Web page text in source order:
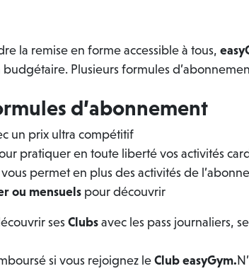
la remise en forme accessible à tous,
Plusieurs formules
d’abonnement
un prix ultra compétitif
pratiquer en toute liberté vos activités
permet en plus des activités de
ou mensuels pour découvrir
sesClubsavec les pass journaliers,
si vous rejoignez leClub easyGym.